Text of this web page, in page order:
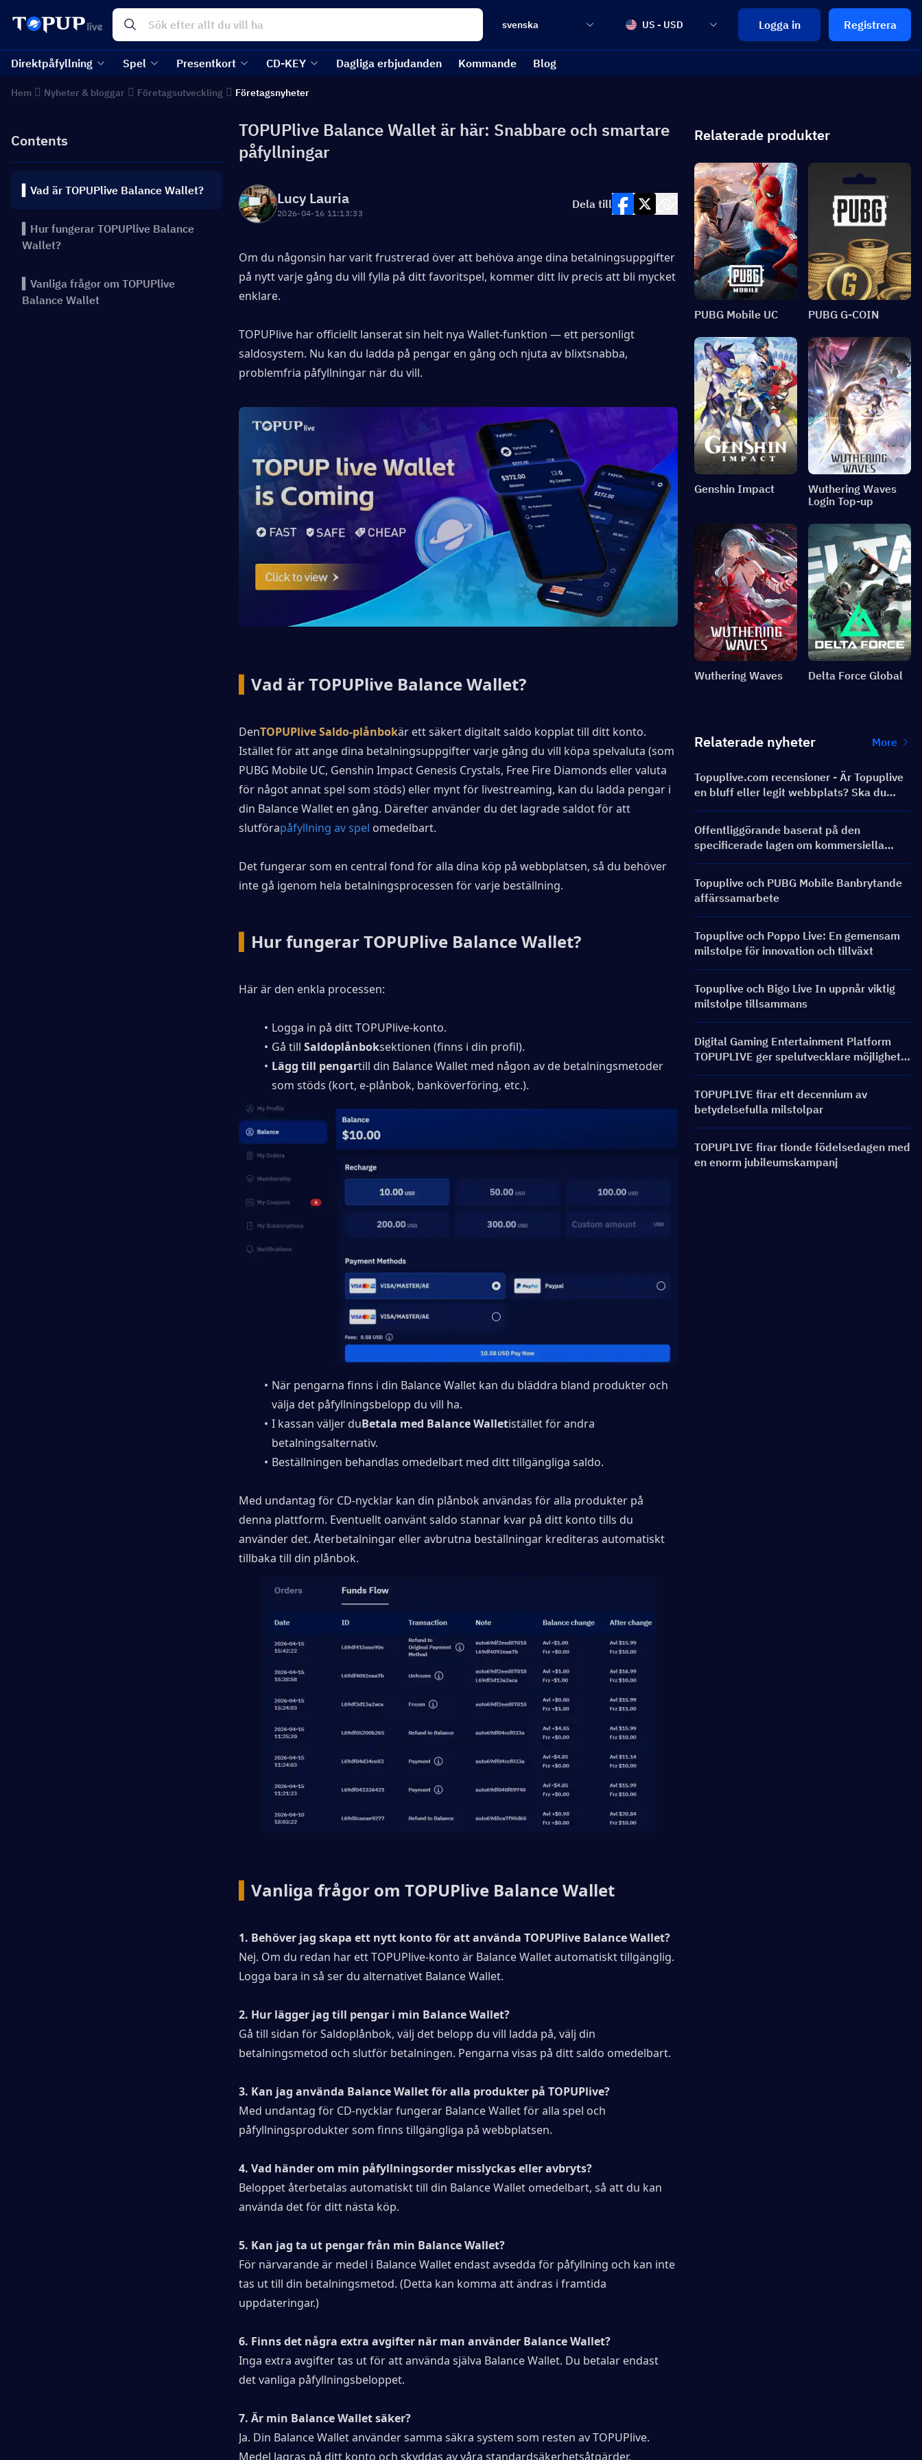
svenska US - USD Logga in Registrera
Direktpåfyllning Spel Presentkort CD-KEY Dagliga erbjudanden Kommande Blog
Hem Nyheter & bloggar Företagsutveckling Företagsnyheter
Contents
▍Vad är TOPUPlive Balance Wallet?
▍Hur fungerar TOPUPlive Balance
Wallet?
▍Vanliga frågor om TOPUPlive
Balance Wallet
TOPUPlive Balance Wallet är här: Snabbare och smartare
påfyllningar
Lucy Lauria
2026-04-16 11:13:33
Dela till
Om du någonsin har varit frustrerad över att behöva ange dina betalningsuppgifter
på nytt varje gång du vill fylla på ditt favoritspel, kommer ditt liv precis att bli mycket
enklare.
TOPUPlive har officiellt lanserat sin helt nya Wallet-funktion — ett personligt
saldosystem. Nu kan du ladda på pengar en gång och njuta av blixtsnabba,
problemfria påfyllningar när du vill.
Vad är TOPUPlive Balance Wallet?
DenTOPUPlive Saldo-plånbokär ett säkert digitalt saldo kopplat till ditt konto.
Istället för att ange dina betalningsuppgifter varje gång du vill köpa spelvaluta (som
PUBG Mobile UC, Genshin Impact Genesis Crystals, Free Fire Diamonds eller valuta
för något annat spel som stöds) eller mynt för livestreaming, kan du ladda pengar i
din Balance Wallet en gång. Därefter använder du det lagrade saldot för att
slutförapåfyllning av spel omedelbart.
Det fungerar som en central fond för alla dina köp på webbplatsen, så du behöver
inte gå igenom hela betalningsprocessen för varje beställning.
Hur fungerar TOPUPlive Balance Wallet?
Här är den enkla processen:
Logga in på ditt TOPUPlive-konto.
Gå till Saldoplånboksektionen (finns i din profil).
Lägg till pengartill din Balance Wallet med någon av de betalningsmetoder
som stöds (kort, e-plånbok, banköverföring, etc.).
När pengarna finns i din Balance Wallet kan du bläddra bland produkter och
välja det påfyllningsbelopp du vill ha.
I kassan väljer duBetala med Balance Walletistället för andra
betalningsalternativ.
Beställningen behandlas omedelbart med ditt tillgängliga saldo.
Med undantag för CD-nycklar kan din plånbok användas för alla produkter på
denna plattform. Eventuellt oanvänt saldo stannar kvar på ditt konto tills du
använder det. Återbetalningar eller avbrutna beställningar krediteras automatiskt
tillbaka till din plånbok.
Vanliga frågor om TOPUPlive Balance Wallet
1. Behöver jag skapa ett nytt konto för att använda TOPUPlive Balance Wallet?
Nej. Om du redan har ett TOPUPlive-konto är Balance Wallet automatiskt tillgänglig.
Logga bara in så ser du alternativet Balance Wallet.
2. Hur lägger jag till pengar i min Balance Wallet?
Gå till sidan för Saldoplånbok, välj det belopp du vill ladda på, välj din
betalningsmetod och slutför betalningen. Pengarna visas på ditt saldo omedelbart.
3. Kan jag använda Balance Wallet för alla produkter på TOPUPlive?
Med undantag för CD-nycklar fungerar Balance Wallet för alla spel och
påfyllningsprodukter som finns tillgängliga på webbplatsen.
4. Vad händer om min påfyllningsorder misslyckas eller avbryts?
Beloppet återbetalas automatiskt till din Balance Wallet omedelbart, så att du kan
använda det för ditt nästa köp.
5. Kan jag ta ut pengar från min Balance Wallet?
För närvarande är medel i Balance Wallet endast avsedda för påfyllning och kan inte
tas ut till din betalningsmetod. (Detta kan komma att ändras i framtida
uppdateringar.)
6. Finns det några extra avgifter när man använder Balance Wallet?
Inga extra avgifter tas ut för att använda själva Balance Wallet. Du betalar endast
det vanliga påfyllningsbeloppet.
7. Är min Balance Wallet säker?
Ja. Din Balance Wallet använder samma säkra system som resten av TOPUPlive.
Medel lagras på ditt konto och skyddas av våra standardsäkerhetsåtgärder.
Relaterade produkter
PUBG Mobile UC PUBG G-COIN
Genshin Impact
Wuthering Waves
Login Top-up
Wuthering Waves Delta Force Global
Relaterade nyheter More
Topuplive.com recensioner - Är Topuplive
en bluff eller legit webbplats? Ska du
använda den?
Offentliggörande baserat på den
specificerade lagen om kommersiella
transaktioner
Topuplive och PUBG Mobile Banbrytande
affärssamarbete
Topuplive och Poppo Live: En gemensam
milstolpe för innovation och tillväxt
Topuplive och Bigo Live In uppnår viktig
milstolpe tillsammans
Digital Gaming Entertainment Platform
TOPUPLIVE ger spelutvecklare möjlighet
att bli global
TOPUPLIVE firar ett decennium av
betydelsefulla milstolpar
TOPUPLIVE firar tionde födelsedagen med
en enorm jubileumskampanj